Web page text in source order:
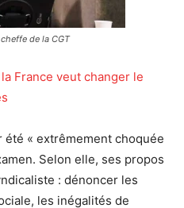
de la CGT
France veut changer le
été « extrêmement choquée
Selon elle, ses propos
: dénoncer les
les inégalités de